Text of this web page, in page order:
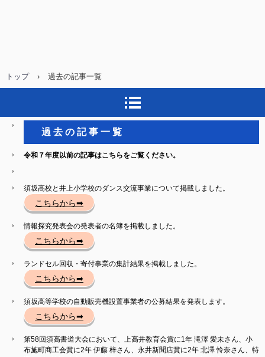
トップ › 過去の記事一覧
過 去 の 記 事 一 覧
令和７年度以前の記事はこちらをご覧ください。
須坂高校と井上小学校のダンス交流事業について掲載しました。
こちらから➡
情報探究発表会の発表者の名簿を掲載しました。
こちらから➡
ランドセル回収・寄付事業の集計結果を掲載しました。
こちらから➡
須坂高等学校の自動販売機設置事業者の公募結果を発表します。
こちらから➡
第58回須高書道大会において、上高井教育会賞に1年 滝澤 愛未さん、小
布施町商工会賞に2年 伊藤 梓さん、永井新聞店賞に2年 北澤 怜奈さん、特